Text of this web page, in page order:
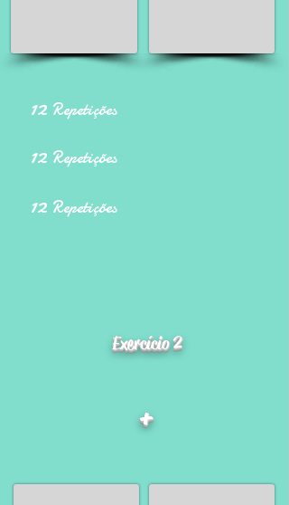
12 Repetições
12 Repetições
12 Repetições
Exercício 2
+